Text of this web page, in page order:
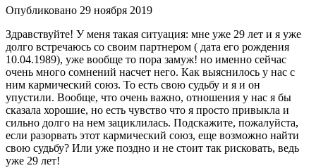
Опубликовано 29 ноября 2019
Здравствуйте! У меня такая ситуация: мне уже 29 лет и я уже
долго встречаюсь со своим партнером ( дата его рождения
10.04.1989), уже вообще то пора замуж! но именно сейчас
очень много сомнений насчет него. Как выяснилось у нас с
ним кармический союз. То есть свою судьбу и я и он
упустили. Вообще, что очень важно, отношения у нас я бы
сказала хорошие, но есть чувство что я просто привыкла и
сильно долго на нем зациклилась. Подскажите, пожалуйста,
если разорвать этот кармический союз, еще возможно найти
свою судьбу? Или уже поздно и не стоит так рисковать, ведь
уже 29 лет!